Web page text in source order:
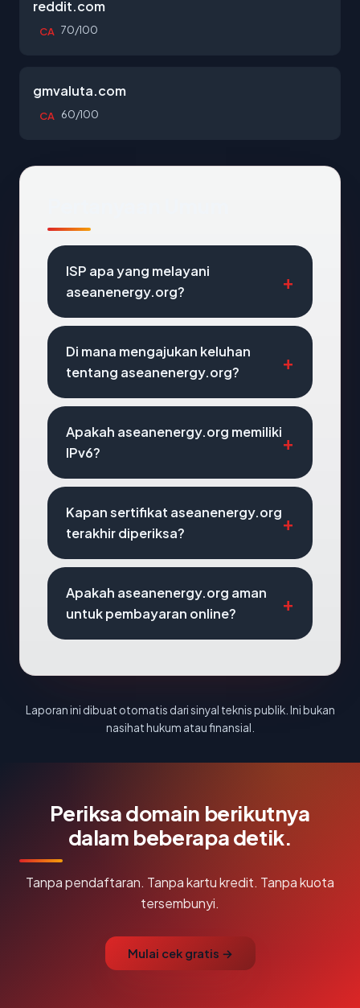
reddit.com
CA 70/100
gmvaluta.com
CA 60/100
ISP apa yang melayani
aseanenergy.org?
Di mana mengajukan keluhan
tentang aseanenergy.org?
Apakah aseanenergy.org memiliki
IPv6?
Kapan sertifikat aseanenergy.org
terakhir diperiksa?
Apakah aseanenergy.org aman
untuk pembayaran online?
Laporan ini dibuat otomatis dari sinyal teknis publik. Ini bukan
nasihat hukum atau finansial.
Periksa domain berikutnya
dalam beberapa detik.
Tanpa pendaftaran. Tanpa kartu kredit. Tanpa kuota
tersembunyi.
Mulai cek gratis →